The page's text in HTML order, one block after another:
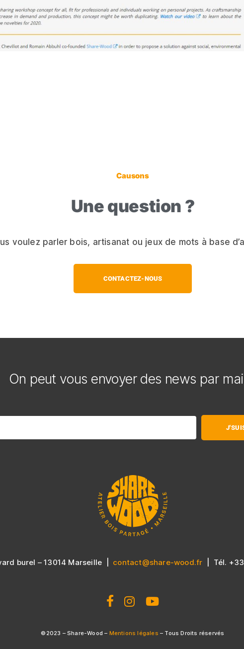
Causons
Une question ?
voulez parler bois, artisanat ou jeux de mots à base
CONTACTEZ-NOUS
On peut vous envoyer des news par
burel – 13014 Marseille | contact@share-wood.fr | Tél.
©2023 – Share-Wood – Mentions légales– Tous Droits réservés